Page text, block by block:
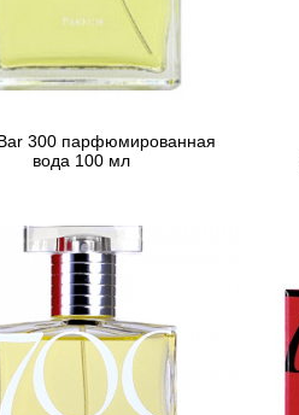
300 парфюмированная
вода 100 мл
Предзаказ